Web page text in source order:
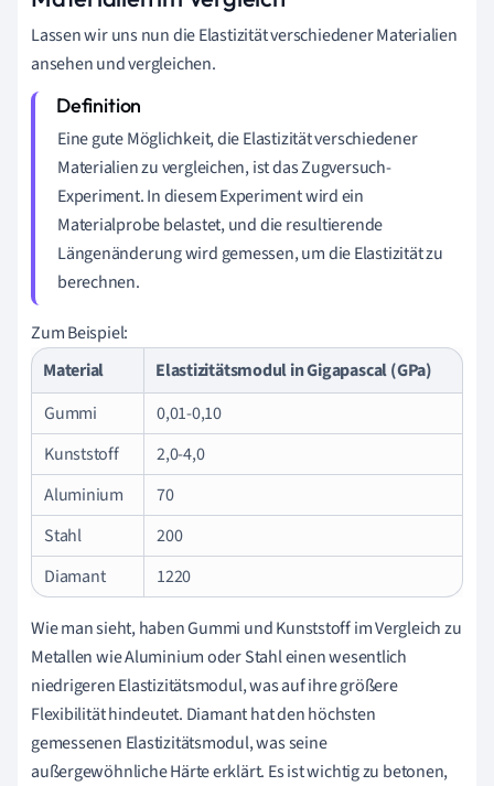
Lassen wir uns nun die Elastizität verschiedener Materialien
ansehen und vergleichen.
Eine gute Möglichkeit, die Elastizität verschiedener
Materialien zu vergleichen, ist das Zugversuch-
Experiment. In diesem Experiment wird ein
Materialprobe belastet, und die resultierende
Längenänderung wird gemessen, um die Elastizität zu
berechnen.
Zum Beispiel:
Material
Elastizitätsmodul in Gigapascal (GPa)
Gummi
0,01-0,10
Kunststoff
2,0-4,0
Aluminium
70
Stahl
200
Diamant
1220
Wie man sieht, haben Gummi und Kunststoff im Vergleich zu
Metallen wie Aluminium oder Stahl einen wesentlich
niedrigeren Elastizitätsmodul, was auf ihre größere
Flexibilität hindeutet. Diamant hat den höchsten
gemessenen Elastizitätsmodul, was seine
außergewöhnliche Härte erklärt. Es ist wichtig zu betonen,